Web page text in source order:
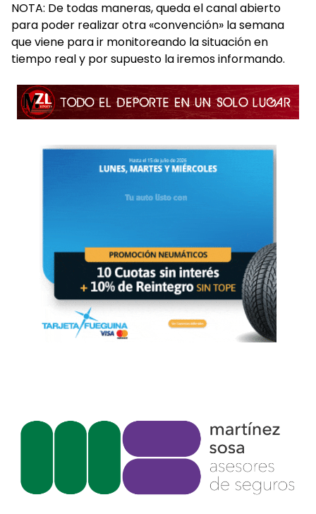
NOTA: De todas maneras, queda el canal abierto
para poder realizar otra «convención» la semana
que viene para ir monitoreando la situación en
tiempo real y por supuesto la iremos informando.